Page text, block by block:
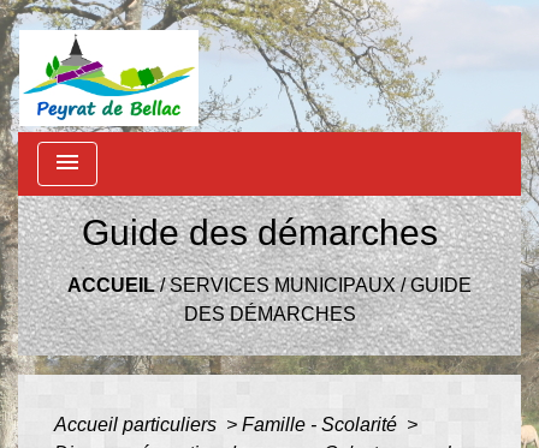
menu
Guide des démarches
ACCUEIL/SERVICES MUNICIPAUX/GUIDE
DES DÉMARCHES
Accueil particuliers > Famille - Scolarité >